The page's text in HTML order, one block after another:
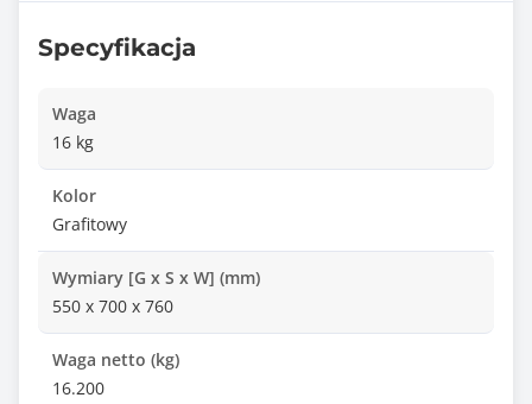
Specyfikacja
Waga
16 kg
Kolor
Grafitowy
Wymiary [G x S x W] (mm)
550 x 700 x 760
Waga netto (kg)
16.200